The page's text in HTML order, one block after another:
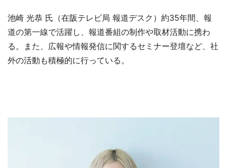
池崎 光恭 氏（在阪テレビ局 報道デスク）約35年間、報
道の第一線で活躍し、報道番組の制作や取材活動に携わ
る。また、広報や情報発信に関するセミナー登壇など、社
外の活動も積極的に行っている。